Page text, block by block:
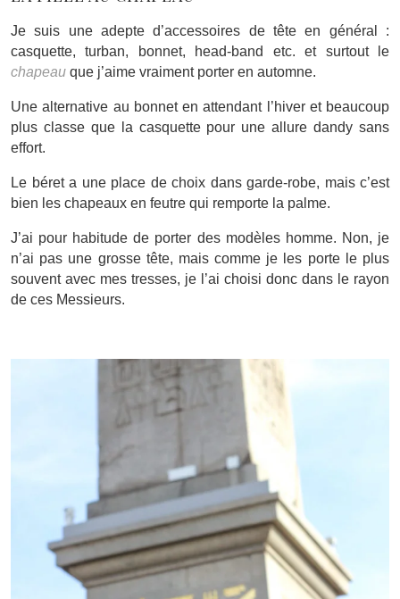
Je suis une adepte d’accessoires de tête en général :
casquette, turban, bonnet, head-band etc. et surtout le
chapeau que j’aime vraiment porter en automne.
Une alternative au bonnet en attendant l’hiver et beaucoup
plus classe que la casquette pour une allure dandy sans
effort.
Le béret a une place de choix dans garde-robe, mais c’est
bien les chapeaux en feutre qui remporte la palme.
J’ai pour habitude de porter des modèles homme. Non, je
n’ai pas une grosse tête, mais comme je les porte le plus
souvent avec mes tresses, je l’ai choisi donc dans le rayon
de ces Messieurs.